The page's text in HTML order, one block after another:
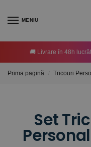
MENIU
🚚 Livrare în 48h
Prima pagină Tricouri
Set